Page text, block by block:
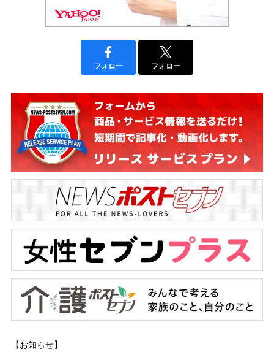
フォロー フォロー
【お知らせ】